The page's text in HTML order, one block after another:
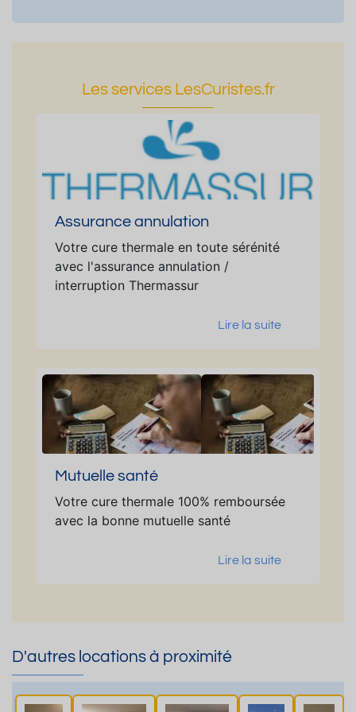
Les services LesCuristes.fr
Assurance annulation
Votre cure thermale en toute sérénité
avec l'assurance annulation /
interruption Thermassur
Lire la suite
Mutuelle santé
Votre cure thermale 100% remboursée
avec la bonne mutuelle santé
Lire la suite
D'autres locations à proximité